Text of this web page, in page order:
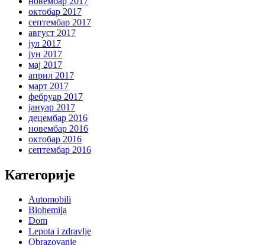
октобар 2017
септембар 2017
август 2017
јул 2017
јун 2017
мај 2017
април 2017
март 2017
фебруар 2017
јануар 2017
децембар 2016
новембар 2016
октобар 2016
септембар 2016
Категорије
Automobili
Biohemija
Dom
Lepota i zdravlje
Obrazovanje